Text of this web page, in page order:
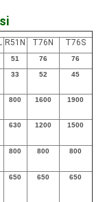
R51N T76N
T76S
51 76 76
33 52 45
800 1600 1900
630 1200 1500
800 800 800
650 650 650